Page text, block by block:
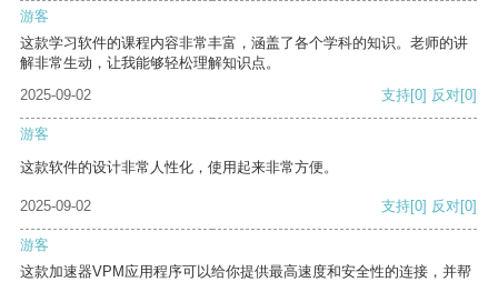
游客
这款学习软件的课程内容非常丰富，涵盖了各个学科的知识。老师的讲
解非常生动，让我能够轻松理解知识点。
2025-09-02
支持[0] 反对[0]
游客
这款软件的设计非常人性化，使用起来非常方便。
2025-09-02 支持[0] 反对[0]
游客
这款加速器VPM应用程序可以给你提供最高速度和安全性的连接，并帮